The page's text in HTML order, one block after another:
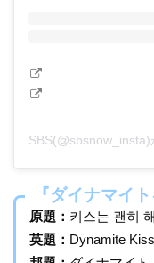
『ダイナマイ
原題： 키스는 괜히
英題： Dynamite Kiss